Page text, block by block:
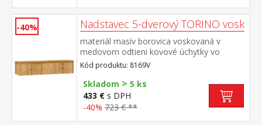
-40% Nadstavec 5-dverový TORINO vosk
materiál masív borovica voskovaná v
medovom odtieni kovové úchytky vo
farebnom prevedení černená
mosadz nadstavec pre skriňu 8069V
Kód produktu: 8169V
Skladom > 5 ks
433 € s DPH
-40% 723 € **